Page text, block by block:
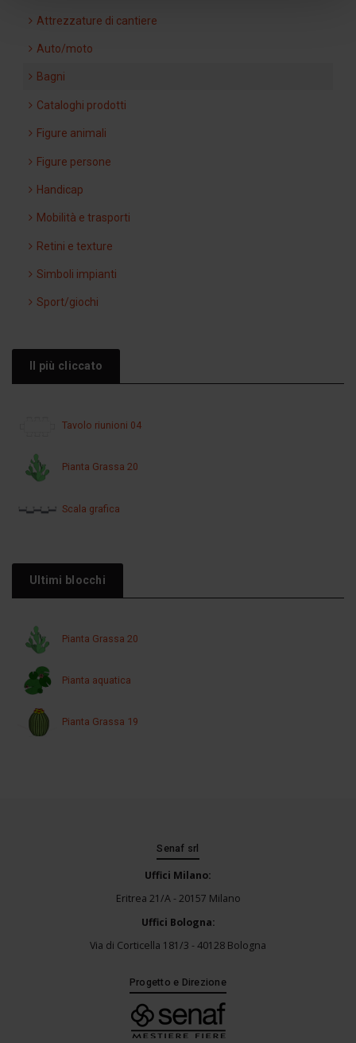
Attrezzature di cantiere
Auto/moto
Bagni
Cataloghi prodotti
Figure animali
Figure persone
Handicap
Mobilità e trasporti
Retini e texture
Simboli impianti
Sport/giochi
Il più cliccato
Tavolo riunioni 04
Pianta Grassa 20
Scala grafica
Ultimi blocchi
Pianta Grassa 20
Pianta aquatica
Pianta Grassa 19
Senaf srl
Uffici Milano:
Eritrea 21/A - 20157 Milano
Uffici Bologna:
Via di Corticella 181/3 - 40128 Bologna
Progetto e Direzione